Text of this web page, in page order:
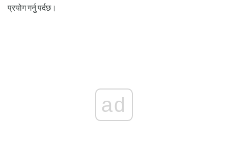
प्रयोग गर्नु पर्दछ।
ad